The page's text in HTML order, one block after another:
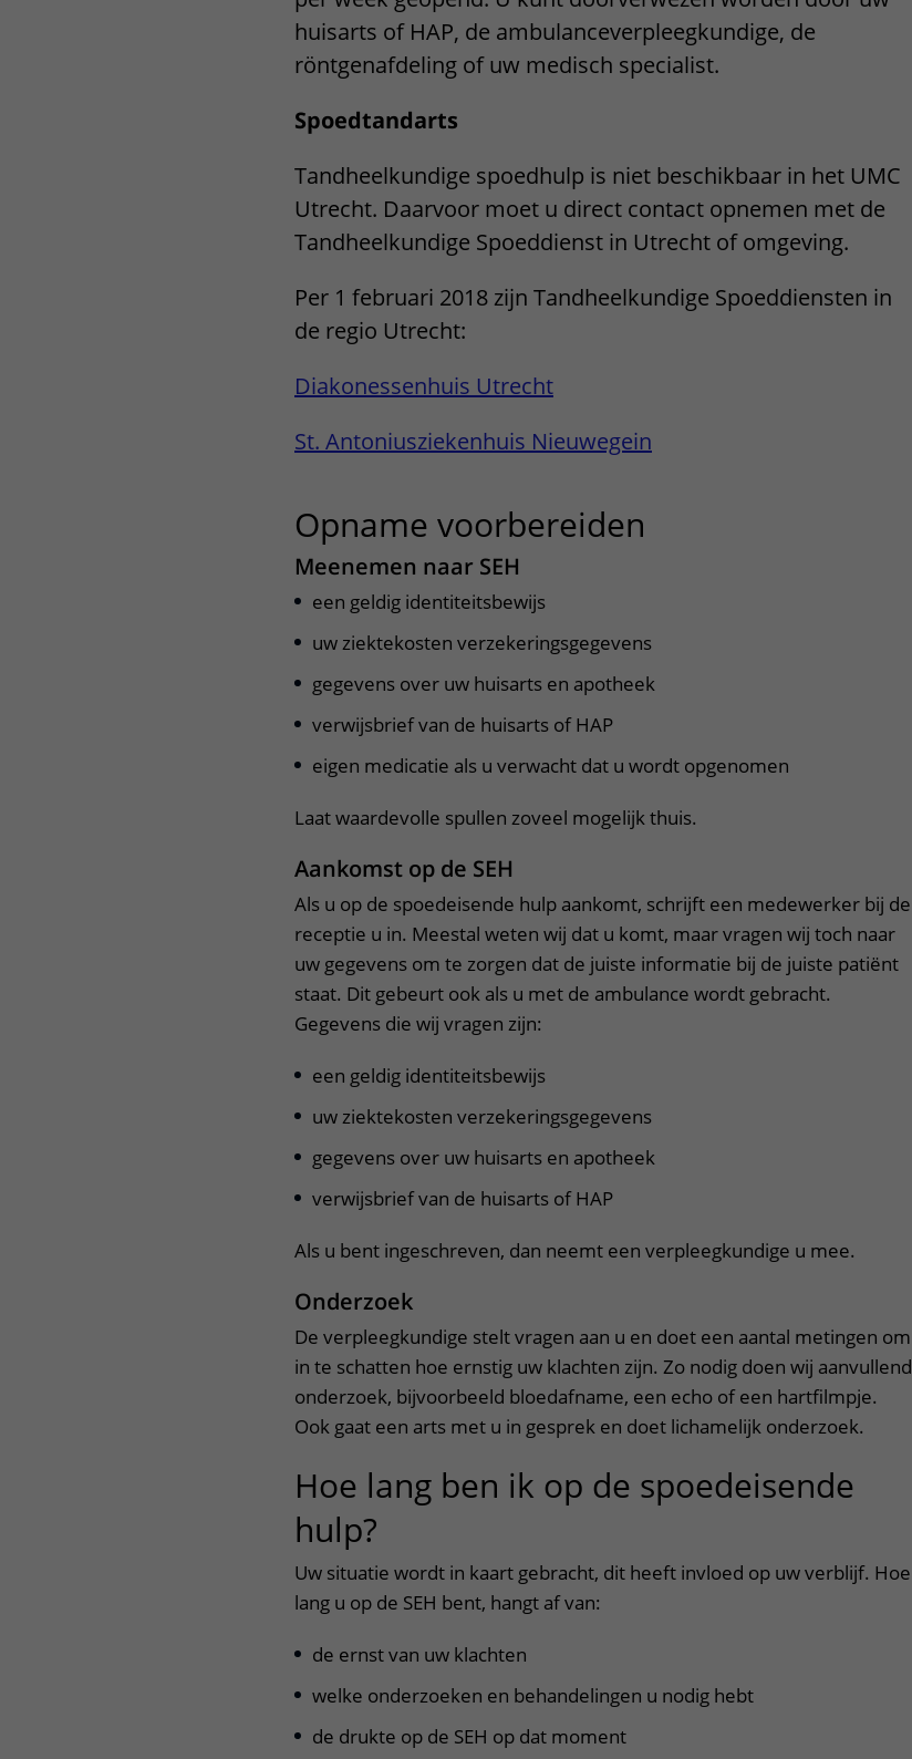
Bezoektijden
Wijzigen patiëntgegevens
Contact met verpleegafdeling
Het Wilhelmina
huisarts of HAP, de ambulanceverpleegkundige, de
röntgenafdeling of uw medisch specialist.
Spoedtandarts
Tandheelkundige spoedhulp is niet beschikbaar in het UMC
Utrecht. Daarvoor moet u direct contact opnemen met de
Tandheelkundige Spoeddienst in Utrecht of omgeving.
Per 1 februari 2018 zijn Tandheelkundige Spoeddiensten in
de regio Utrecht:
Diakonessenhuis Utrecht
St. Antoniusziekenhuis Nieuwegein
Opname voorbereiden
Meenemen naar SEH
een geldig identiteitsbewijs
uw ziektekosten verzekeringsgegevens
gegevens over uw huisarts en apotheek
verwijsbrief van de huisarts of HAP
eigen medicatie als u verwacht dat u wordt opgenomen
Laat waardevolle spullen zoveel mogelijk thuis.
Aankomst op de SEH
Als u op de spoedeisende hulp aankomt, schrijft een medewerker bij de
receptie u in. Meestal weten wij dat u komt, maar vragen wij toch naar
uw gegevens om te zorgen dat de juiste informatie bij de juiste patiënt
staat. Dit gebeurt ook als u met de ambulance wordt gebracht.
Gegevens die wij vragen zijn:
een geldig identiteitsbewijs
uw ziektekosten verzekeringsgegevens
gegevens over uw huisarts en apotheek
verwijsbrief van de huisarts of HAP
Als u bent ingeschreven, dan neemt een verpleegkundige u mee.
Onderzoek
De verpleegkundige stelt vragen aan u en doet een aantal metingen om
in te schatten hoe ernstig uw klachten zijn. Zo nodig doen wij aanvullend
onderzoek, bijvoorbeeld bloedafname, een echo of een hartfilmpje.
Ook gaat een arts met u in gesprek en doet lichamelijk onderzoek.
Hoe lang ben ik op de spoedeisende
hulp?
Uw situatie wordt in kaart gebracht, dit heeft invloed op uw verblijf. Hoe
lang u op de SEH bent, hangt af van:
de ernst van uw klachten
welke onderzoeken en behandelingen u nodig hebt
de drukte op de SEH op dat moment